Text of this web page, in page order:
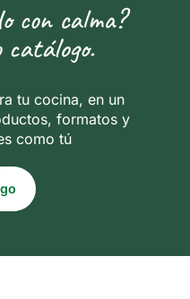
con calma?
tu cocina, en un
formatos y
como tú